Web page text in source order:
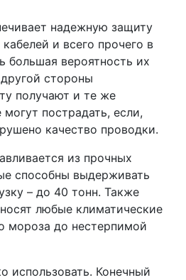
надежную защиту
и всего прочего в
большая вероятность их
стороны
получают и те же
пострадать, если,
качество проводки.
из прочных
способны выдерживать
– до 40 тонн. Также
любые климатические
мороза до нестерпимой
использовать. Конечный